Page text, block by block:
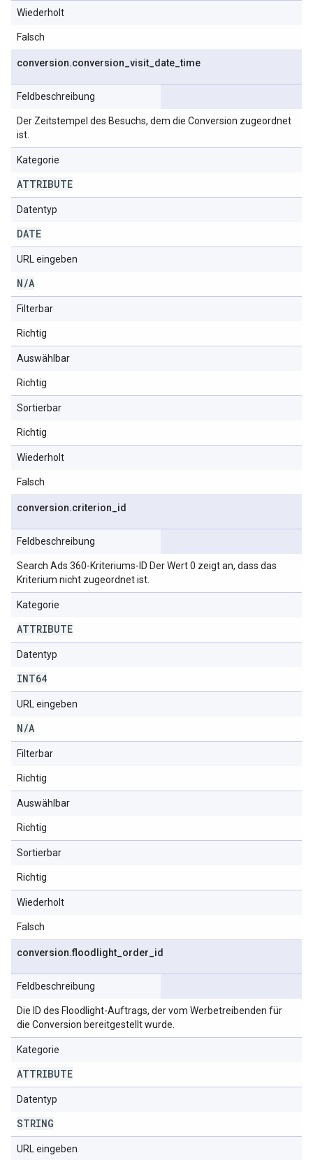
Wiederholt
Falsch
conversion.conversion visit date _time
Feldbeschreibung
Der Zeitstempel des Besuchs, dem die Conversion zugeordnet
ist.
Kategorie
ATTRIBUTE
Datentyp
DATE
URL eingeben
N/A
Filterbar
Richtig
Auswählbar
Richtig
Sortierbar
Richtig
Wiederholt
Falsch
conversion.criterion id
Feldbeschreibung
Search Ads 360-Kriteriums-ID Der Wert 0 zeigt an, dass das
Kriterium nicht zugeordnet ist.
Kategorie
ATTRIBUTE
Datentyp
INT64
URL eingeben
N/A
Filterbar
Richtig
Auswählbar
Richtig
Sortierbar
Richtig
Wiederholt
Falsch
conversion.floodlight order id
Feldbeschreibung
Die ID des Floodlight-Auftrags, der vom Werbetreibenden für
die Conversion bereitgestellt wurde.
Kategorie
ATTRIBUTE
Datentyp
STRING
URL eingeben